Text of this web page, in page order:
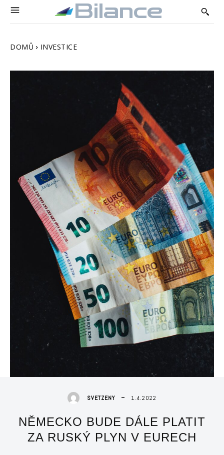
Bilance
DOMŮ INVESTICE
SVETZENY 1.4.2022
NĚMECKO BUDE DÁLE PLATIT
ZA RUSKÝ PLYN V EURECH